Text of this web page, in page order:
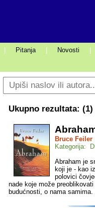
Pitanja Novosti
Ukupno rezultata: (1)
Bruce Feiler
Kategorija:
Abraham je
koji je - kao
polovici
nade koje može
budućnosti, o nama samima.